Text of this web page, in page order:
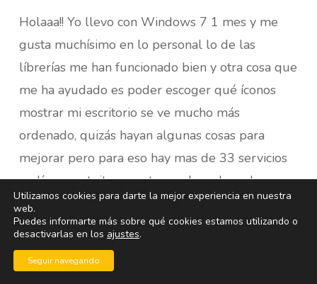
Holaaa!! Yo llevo con Windows 7 1 mes y me
gusta muchísimo en lo personal lo de las
líbrerías me han funcionado bien y otra cosa que
me ha ayudado es poder escoger qué íconos
mostrar mi escritorio se ve mucho más
ordenado, quizás hayan algunas cosas para
mejorar pero para eso hay mas de 33 servicios
en línea gratuitos que te ayudan a hacerlo es
como todos los SO bucar actualizaciones para
aprovecharlo al máximo sólo que en 7 no es tan
excesiva ni difícil esta búsqueda
Utilizamos cookies para darte la mejor experiencia en nuestra
web.
Puedes informarte más sobre qué cookies estamos utilizando o
desactivarlas en los ajustes.
Seguir navegando